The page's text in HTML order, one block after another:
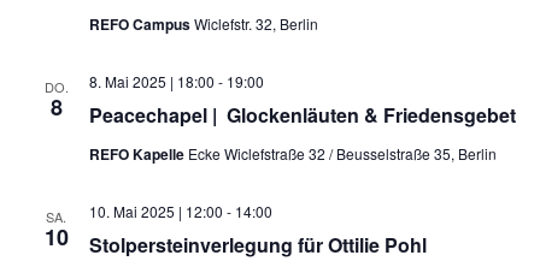
REFO CampusWiclefstr. 32, Berlin
DO.
8 Peacechapel | Glockenläuten & Friedensgebet
8. Mai 2025 | 18:00 - 19:00
REFO Kapelle Ecke Wiclefstraße 32 / Beusselstraße 35, Berlin
SA.
10 Stolpersteinverlegung für Ottilie Pohl
10. Mai 2025 | 12:00 - 14:00